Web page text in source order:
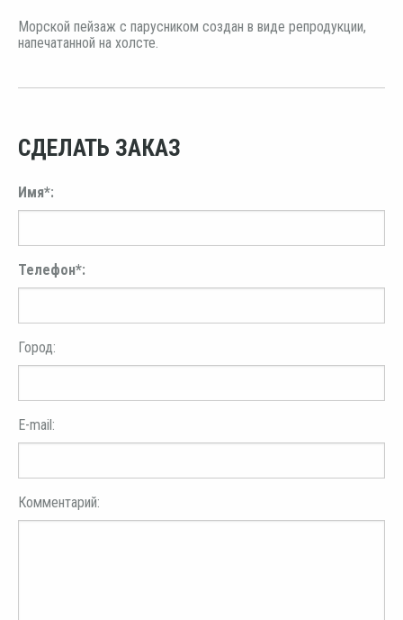
Морской пейзаж с парусником создан в виде репродукции,
напечатанной на холсте.
СДЕЛАТЬ ЗАКАЗ
Имя*:
Телефон*:
Город:
E-mail:
Комментарий: